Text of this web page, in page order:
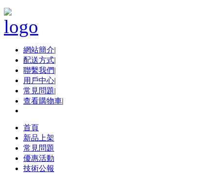
網站簡介|
配送方式|
聯繫我們|
用戶中心|
常見問題|
查看購物車|
首頁
新品上架
常見問題
優惠活動
技術公報